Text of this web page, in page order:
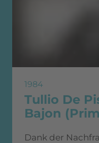
1984
Tullio De
Bajon
Dank der